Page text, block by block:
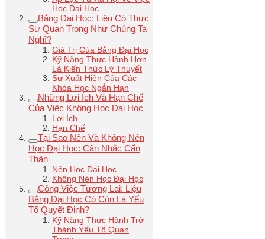
Học Đại Học
Bằng Đại Học: Liệu Có Thực
Sự Quan Trọng Như Chúng Ta
Nghĩ?
Giá Trị Của Bằng Đại Học
Kỹ Năng Thực Hành Hơn
Là Kiến Thức Lý Thuyết
Sự Xuất Hiện Của Các
Khóa Học Ngắn Hạn
Những Lợi Ích Và Hạn Chế
Của Việc Không Học Đại Học
Lợi Ích
Hạn Chế
Tại Sao Nên Và Không Nên
Học Đại Học: Cân Nhắc Cẩn
Thận
Nên Học Đại Học
Không Nên Học Đại Học
Công Việc Tương Lai: Liệu
Bằng Đại Học Có Còn Là Yếu
Tố Quyết Định?
Kỹ Năng Thực Hành Trở
Thành Yếu Tố Quan